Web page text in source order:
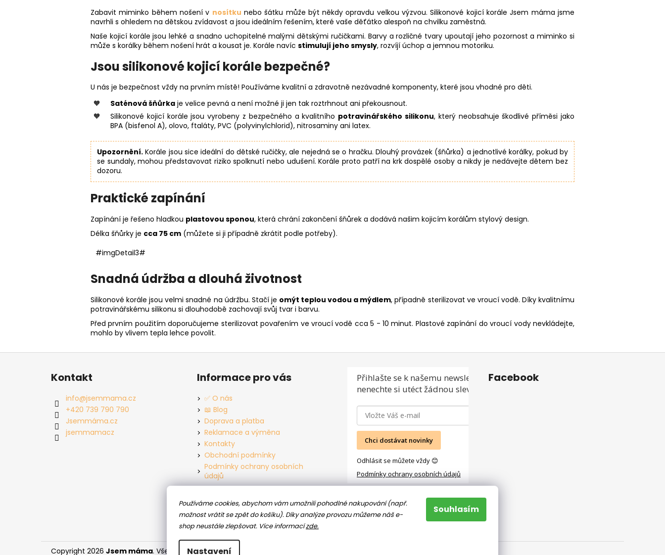
Používáme cookies, abychom vám umožnili pohodlné nakupování (např.
možnost vrátit se zpět do košíku). Díky analýze provozu můžeme náš e-
shop neustále zlepšovat. Více informacízde.
Nastavení
Souhlasím
Zabavit miminko během nošení v nosítku nebo šátku může být někdy opravdu velkou výzvou. Silikonové kojicí korále Jsem máma jsme
navrhli s ohledem na dětskou zvídavost a jsou ideálním řešením, které vaše děťátko alespoň na chvilku zaměstná.
Naše kojicí korále jsou lehké a snadno uchopitelné malými dětskými ručičkami. Barvy a rozličné tvary upoutají jeho pozornost a miminko si
může s korálky během nošení hrát a kousat je. Korále navíc stimulují jeho smysly, rozvíjí úchop a jemnou motoriku.
Jsou silikonové kojicí korále bezpečné?
U nás je bezpečnost vždy na prvním místě! Používáme kvalitní a zdravotně nezávadné komponenty, které jsou vhodné pro děti.
Saténová šňůrka je velice pevná a není možné ji jen tak roztrhnout ani překousnout.
Silikonové kojicí korále jsou vyrobeny z bezpečného a kvalitního potravinářského silikonu, který neobsahuje škodlivé příměsi jako
BPA (bisfenol A), olovo, ftaláty, PVC (polyvinylchlorid), nitrosaminy ani latex.
Upozornění. Korále jsou sice ideální do dětské ručičky, ale nejedná se o hračku. Dlouhý provázek (šňůrka) a jednotlivé korálky, pokud by
se sundaly, mohou představovat riziko spolknutí nebo udušení. Korále proto patří na krk dospělé osoby a nikdy je nedávejte dětem bez
dozoru.
Praktické zapínání
Zapínání je řešeno hladkou plastovou sponou, která chrání zakončení šňůrek a dodává našim kojicím korálům stylový design.
Délka šňůrky je cca 75 cm (můžete si ji případně zkrátit podle potřeby).
#imgDetail3#
Snadná údržba a dlouhá životnost
Silikonové korále jsou velmi snadné na údržbu. Stačí je omýt teplou vodou a mýdlem, případně sterilizovat ve vroucí vodě. Díky kvalitnímu
potravinářskému silikonu si dlouhodobě zachovají svůj tvar i barvu.
Před prvním použitím doporučujeme sterilizovat povařením ve vroucí vodě cca 5 - 10 minut. Plastové zapínání do vroucí vody nevkládejte,
mohlo by vlivem tepla lehce povolit.
Z
Kontakt
info@jsemmama.cz
+420 739 790 790
Jsemmáma.cz
jsemmamacz
Informace pro vás
✅ O nás
📖 Blog
Doprava a platba
Reklamace a výměna
Kontakty
Obchodní podmínky
Podmínky ochrany osobních
údajů
Přihlašte se k našemu newsletteru a
nenechte si utéct žádnou slevu ani akci!
Chci dostávat novinky
Odhlásit se můžete vždy 😊
Podmínky ochrany osobních údajů
Facebook
Copyright 2026 Jsem máma. Všechna práva vyhrazena.